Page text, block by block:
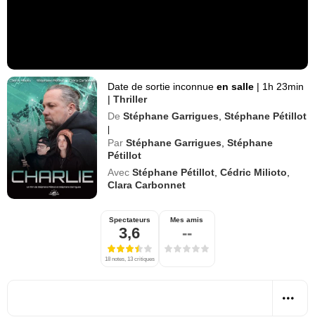
Date de sortie inconnueen salle | 1h 23min
| Thriller
De Stéphane Garrigues ,Stéphane Pétillot
|
Par Stéphane Garrigues ,Stéphane
Pétillot
Avec Stéphane Pétillot ,Cédric Milioto
Clara Carbonnet
Spectateurs
3,6
18 notes, 13 critiques
Mes amis
--